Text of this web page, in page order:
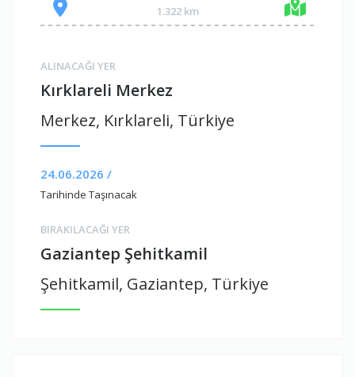
1.322 km
ALINACAĞI YER
Kırklareli Merkez
Merkez, Kırklareli, Türkiye
24.06.2026 /
Tarihinde Taşınacak
BIRAKILACAĞI YER
Gaziantep Şehitkamil
Şehitkamil, Gaziantep, Türkiye